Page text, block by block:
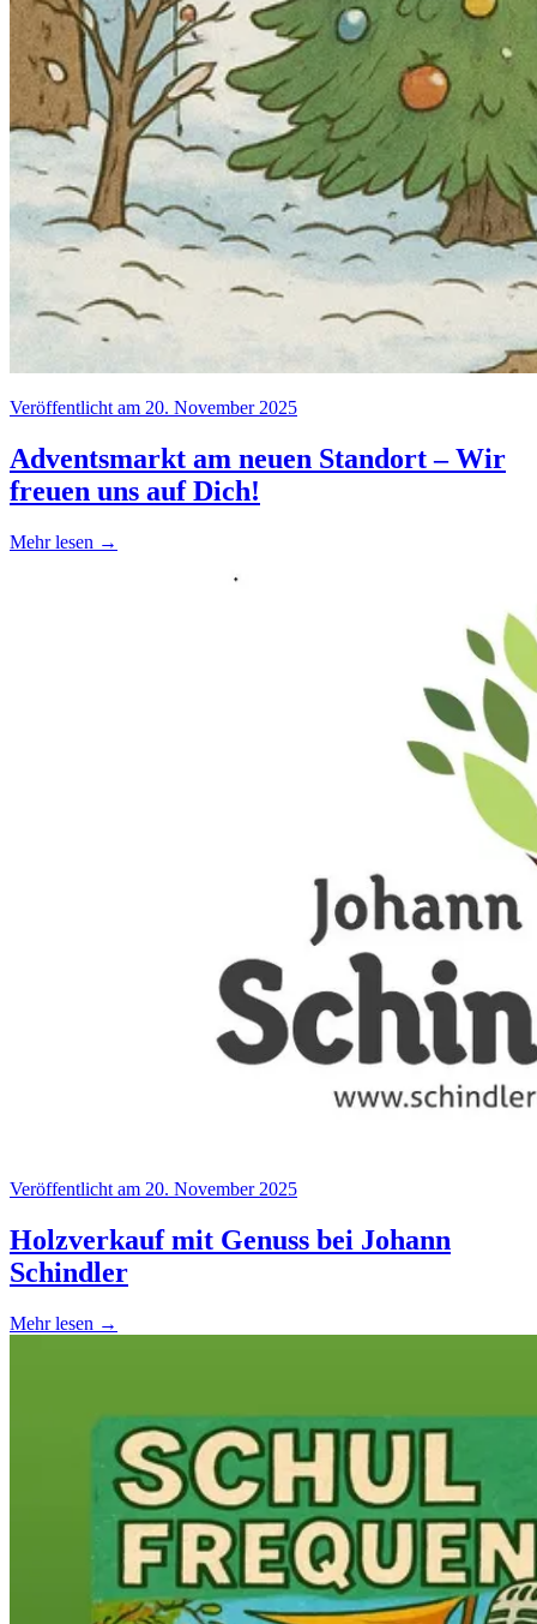
Veröffentlicht am 20. November 2025
Adventsmarkt am neuen Standort – Wir
freuen uns auf Dich!
Mehr lesen →
Veröffentlicht am 20. November 2025
Holzverkauf mit Genuss bei Johann
Schindler
Mehr lesen →